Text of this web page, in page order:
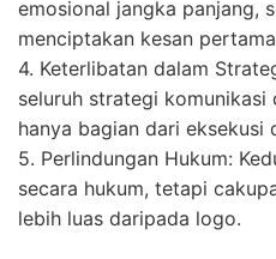
emosional jangka panjang,
menciptakan kesan
4. Keterlibatan dalam
seluruh strategi komunikasi
hanya bagian dari eksekusi
5. Perlindungan Hukum:
secara hukum, tetapi
lebih luas daripada logo.